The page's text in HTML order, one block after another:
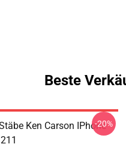
Beste
Ken Carson IPhone
-20%